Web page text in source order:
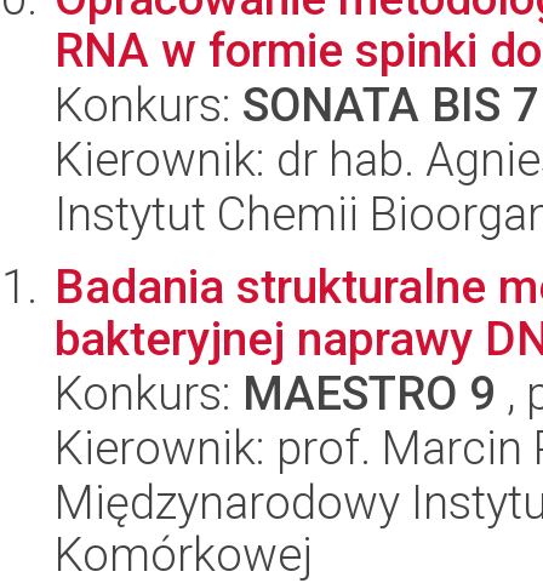
RNA w formie spinki
Konkurs: SONATA BIS 7
Kierownik: dr hab.
Instytut Chemii
Badania strukturalne
bakteryjnej naprawy
Konkurs: MAESTRO 9 ,
Kierownik: prof. Marcin
Międzynarodowy
Komórkowej